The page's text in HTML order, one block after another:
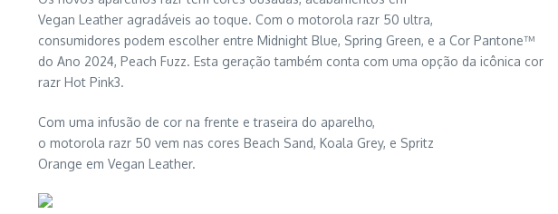
Vegan Leather agradáveis ao toque. Com o motorola razr 50 ultra,
consumidores podem escolher entre Midnight Blue, Spring Green, e a Cor Pantone™
do Ano 2024, Peach Fuzz. Esta geração também conta com uma opção da icônica cor
razr Hot Pink3.
Com uma infusão de cor na frente e traseira do aparelho,
o motorola razr 50 vem nas cores Beach Sand, Koala Grey, e Spritz
Orange em Vegan Leather.